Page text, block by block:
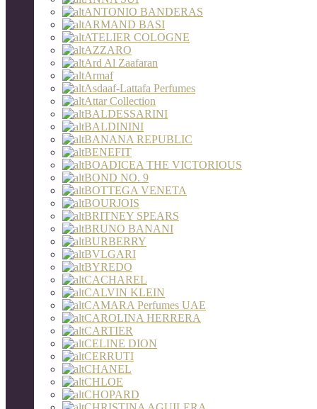
ANTONIO BANDERAS
ARMAND BASI
ATELIER COLOGNE
AZZARO
Ard Al Zaafaran
Armaf
Asdaaf-Lattafa Perfumes
Attar Collection
BALDESSARINI
BALDININI
BANANA REPUBLIC
BENEFIT
BOADICEA THE VICTORIOUS
BOND NO. 9
BOTTEGA VENETA
BOURJOIS
BRITNEY SPEARS
BRUNO BANANI
BURBERRY
BVLGARI
BYREDO
CACHAREL
CALVIN KLEIN
CAMARA Perfumes UAE
CAROLINA HERRERA
CARTIER
CELINE DION
CERRUTI
CHANEL
CHLOE
CHOPARD